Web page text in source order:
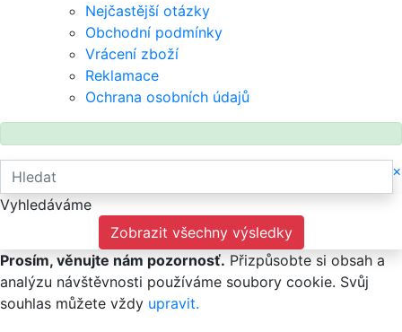
Nejčastější otázky
Obchodní podmínky
Vrácení zboží
Reklamace
Ochrana osobních údajů
×
Vyhledáváme
Zobrazit všechny výsledky
Prosím, věnujte nám pozornosť. Přizpůsobte si obsah a
analýzu návštěvnosti používáme soubory cookie. Svůj
souhlas můžete vždy upravit.